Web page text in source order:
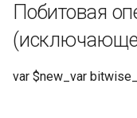
Побитовая
var $new_var